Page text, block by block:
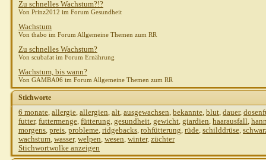
Zu schnelles Wachstum?!?
Von Prinz2012 im Forum Gesundheit
Wachstum
Von thabo im Forum Allgemeine Themen zum RR
Zu schnelles Wachstum?
Von scubafat im Forum Ernährung
Wachstum, bis wann?
Von GAMBA06 im Forum Allgemeine Themen zum RR
Stichworte
6 monate, allergie, allergien, alt, ausgewachsen, bekannte, blut, dauer,
futter, futtermenge, fütterung, gesundheit, gewicht, giardien, haarausfall,
morgens, preis, probleme, ridgebacks, rohfütterung, rüde, schilddrüse,
wachstum, wasser, welpen, wesen, winter, züchter
Stichwortwolke anzeigen